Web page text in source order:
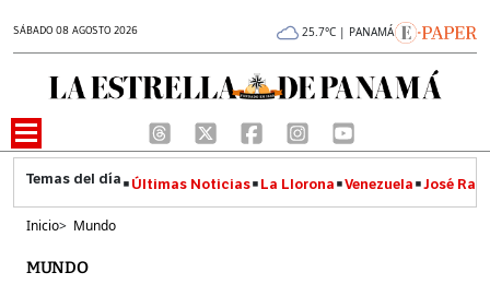
SÁBADO 08 AGOSTO 2026 25.7°C | PANAMÁ
Últimas Noticias La Llorona Venezuela José
Inicio> Mundo
MUNDO